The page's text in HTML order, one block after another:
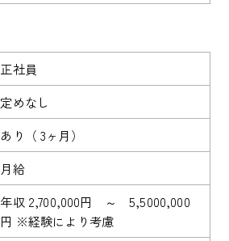
正社員
定めなし
あり（ 3ヶ月）
月給
年収 2,700,000円 ～ 5,5000,000
円 ※経験により考慮